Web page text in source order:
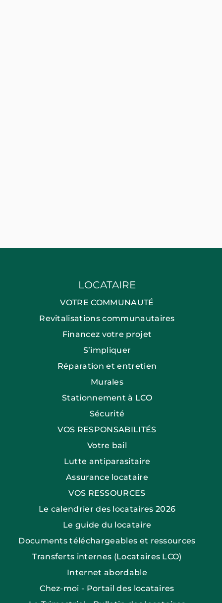
LOCATAIRE
VOTRE COMMUNAUTÉ
Revitalisations communautaires
Financez votre projet
S’impliquer
Réparation et entretien
Murales
Stationnement à LCO
Sécurité
VOS RESPONSABILITÉS
Votre bail
Lutte antiparasitaire
Assurance locataire
VOS RESSOURCES
Le calendrier des locataires 2026
Le guide du locataire
Documents téléchargeables et ressources
Transferts internes (Locataires LCO)
Internet abordable
Chez-moi - Portail des locataires